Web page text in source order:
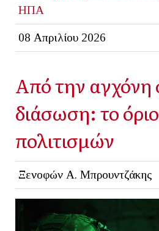
ΗΠΑ
08 Απριλίου 2026
Από την αγχόνη
διάσωση: το
πολιτισμών
Ξενοφών Α. Μπρουντζάκης